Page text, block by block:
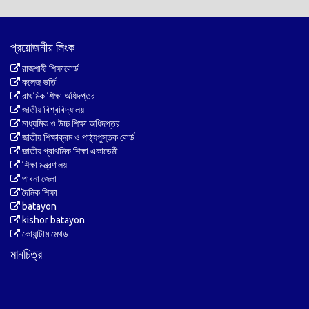
প্রয়োজনীয় লিংক
রাজশাহী শিক্ষাবোর্ড
কলেজ ভর্তি
রাথমিক শিক্ষা অধিদপ্তর
জাতীয় বিশ্ববিদ্যালয়
মাধ্যমিক ও উচ্চ শিক্ষা অধিদপ্তর
জাতীয় শিক্ষাক্রম ও পাঠ্যপুস্তক বোর্ড
জাতীয় প্রাথমিক শিক্ষা একাডেমী
শিক্ষা মন্ত্রণালয়
পাবনা জেলা
দৈনিক শিক্ষা
batayon
kishor batayon
কোয়ান্টাম মেথড
মানচিত্র